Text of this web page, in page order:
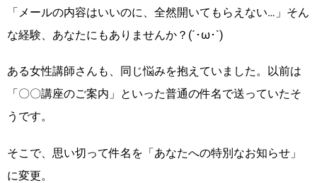
「メールの内容はいいのに、全然開いてもらえない…」そん
な経験、あなたにもありませんか？(´･ω･`)
ある女性講師さんも、同じ悩みを抱えていました。以前は
「〇〇講座のご案内」といった普通の件名で送っていたそ
うです。
そこで、思い切って件名を「あなたへの特別なお知らせ」
に変更。